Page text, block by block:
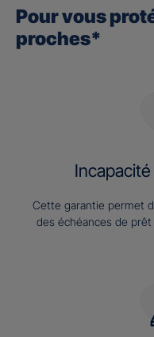
Pour vous
proches*
Cette garantie permet
des échéances de